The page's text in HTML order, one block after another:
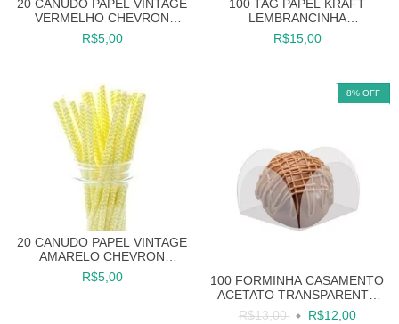
20 CANUDO PAPEL VINTAGE
VERMELHO CHEVRON
CANUDINHO
R$5,00
100 TAG PAPEL KRAFT
LEMBRANCINHA
CASAMENTO RÚSTICO
FESTAS
R$15,00
20 CANUDO PAPEL VINTAGE
AMARELO CHEVRON
CANUDINHO
R$5,00
8% OFF
100 FORMINHA CASAMENTO
ACETATO TRANSPARENTE
DOCES FESTAS
R$13,00 R$12,00